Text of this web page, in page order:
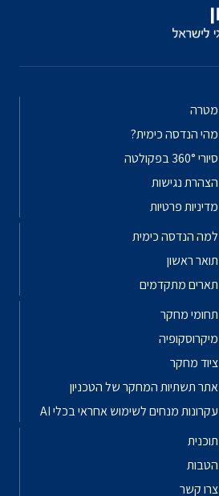
מטרה
מהי הנדסה כימית?
סיורי 360° בפקולטה
הצהרת נגישות
מדיניות פרטיות
למה הנדסה כימית
תואר ראשון
תארים מתקדמים
תחומי מחקר
מיקרוסקופיה
ציוד מחקר
אתר תשתיות המחקר של הטכניון
עקרונות מנחים לשימוש אחראי בכלי AI
תוכנית
הטבות
צרו קשר